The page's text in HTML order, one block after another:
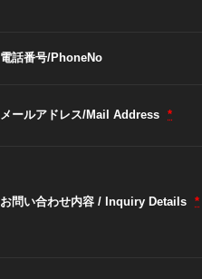
電話番号/PhoneNo
メールアドレス/Mail Address *
お問い合わせ内容 / Inquiry Details *